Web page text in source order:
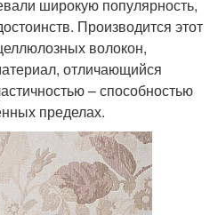
широкую популярность,
Производится этот
волокон,
отличающийся
– способностью
пределах.